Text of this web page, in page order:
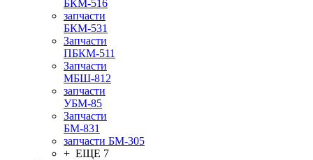
БКМ-516
запчасти
БКМ-531
Запчасти
ПБКМ-511
Запчасти
МБШ-812
запчасти
УБМ-85
Запчасти
БМ-831
запчасти БМ-305
+ ЕЩЕ 7